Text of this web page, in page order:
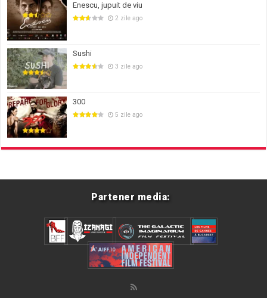
Enescu, jupuit de viu
2 zile ago
Sushi
3 zile ago
300
5 zile ago
Partener media: